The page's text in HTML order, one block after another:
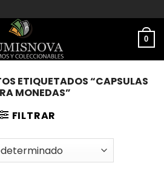
0
ETIQUETADOS “CAPSULAS
MONEDAS”
FILTRAR